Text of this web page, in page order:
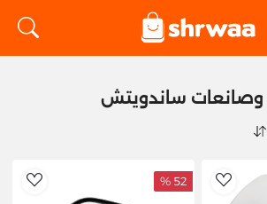
وصانعات ساندويتش
AddToWishlist
52 %